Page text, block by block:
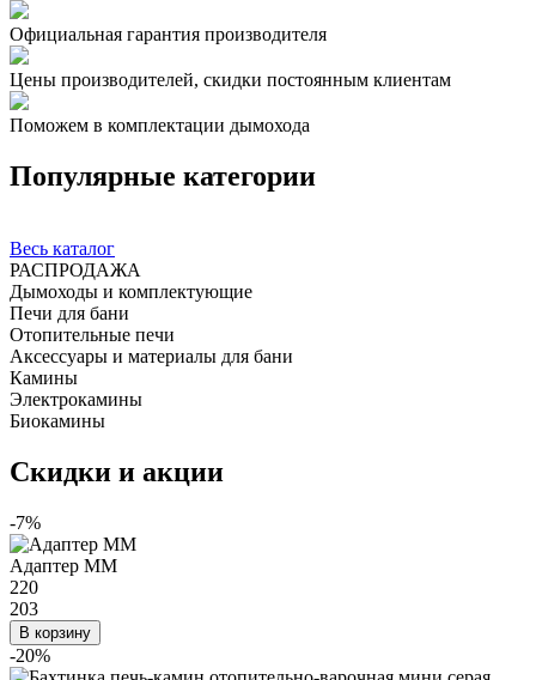
Официальная гарантия производителя
Цены производителей, скидки постоянным клиентам
Поможем в комплектации дымохода
Популярные категории
Весь каталог
РАСПРОДАЖА
Дымоходы и комплектующие
Печи для бани
Отопительные печи
Аксессуары и материалы для бани
Камины
Электрокамины
Биокамины
Скидки и акции
-7%
Адаптер ММ
220
203
В корзину
-20%